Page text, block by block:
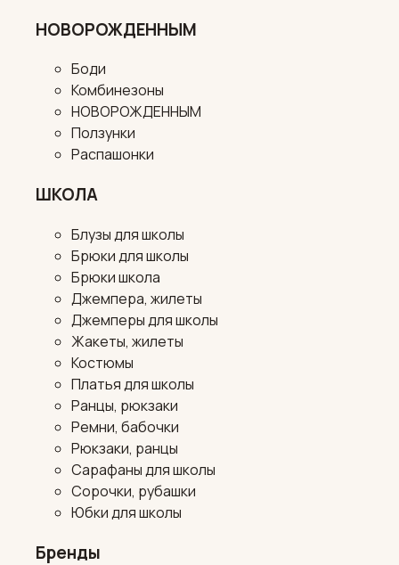
НОВОРОЖДЕННЫМ
Боди
Комбинезоны
НОВОРОЖДЕННЫМ
Ползунки
Распашонки
ШКОЛА
Блузы для школы
Брюки для школы
Брюки школа
Джемпера, жилеты
Джемперы для школы
Жакеты, жилеты
Костюмы
Платья для школы
Ранцы, рюкзаки
Ремни, бабочки
Рюкзаки, ранцы
Сарафаны для школы
Сорочки, рубашки
Юбки для школы
Бренды